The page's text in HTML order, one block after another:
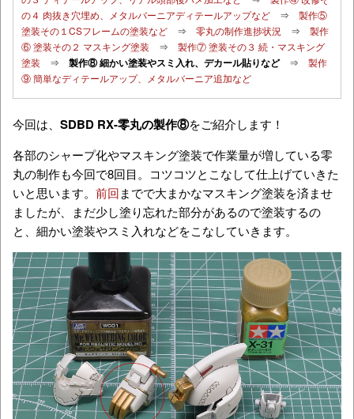
の４ 肉抜き穴埋め、メタルバーニアディテールアップなど ⇒ 製作⑤
塗装その１CSフレームの塗装など ⇒ 零丸の制作進捗状況 ⇒ 製作
⑥ 塗装その２ マスキング塗装 ⇒ 製作⑦ 塗装その３ 続・マスキング
塗装 ⇒ 製作⑧ 細かい塗装やスミ入れ、デカール貼りなど⇒ 製作
⑨ 簡単なディテールアップ、メタルバーニア追加など
今回は、 SDBD RX-零丸の製作⑧をご紹介します！
各部のシャープ化やマスキング塗装で作業量が増している零
丸の制作も今回で8回目。コツコツとこなして仕上げていきた
いと思います。 前回までで大まかなマスキング塗装を済ませ
ましたが、まだ少し塗り忘れた部分があるので塗装するの
と、細かい塗装やスミ入れなどをこなしていきます。